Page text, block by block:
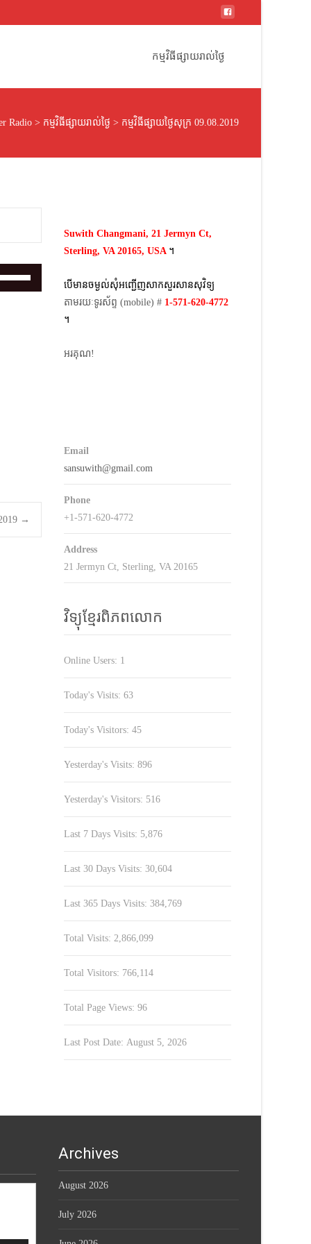
កម្មវិធីផ្សាយរាល់ថ្ងៃ
Radio > កម្មវិធីផ្សាយរាល់ថ្ងៃ > កម្មវិធីផ្សាយថ្ងៃសុក្រ 09.08.2019
→
Suwith Changmani, 21 Jermyn Ct,
Sterling, VA 20165, USA ។​
បើមានចម្ងល់​សុំអញ្ជើញសាកសួរសានសុវិទ្យ
តាមរយៈទូរស័ព្ទ​ (mobile)​ # 1-571-620-4772​
។
អរគុណ!
Email
sansuwith@gmail.com
Phone
+1-571-620-4772
Address
21 Jermyn Ct, Sterling, VA 20165
វិទ្យុខ្មែរពិភពលោក
Online Users: 1
Today's Visits: 63
Today's Visitors: 45
Yesterday's Visits: 896
Yesterday's Visitors: 516
Last 7 Days Visits: 5,876
Last 30 Days Visits: 30,604
Last 365 Days Visits: 384,769
Total Visits: 2,866,099
Total Visitors: 766,114
Total Page Views: 96
Last Post Date: August 5, 2026
Archives
August 2026
July 2026